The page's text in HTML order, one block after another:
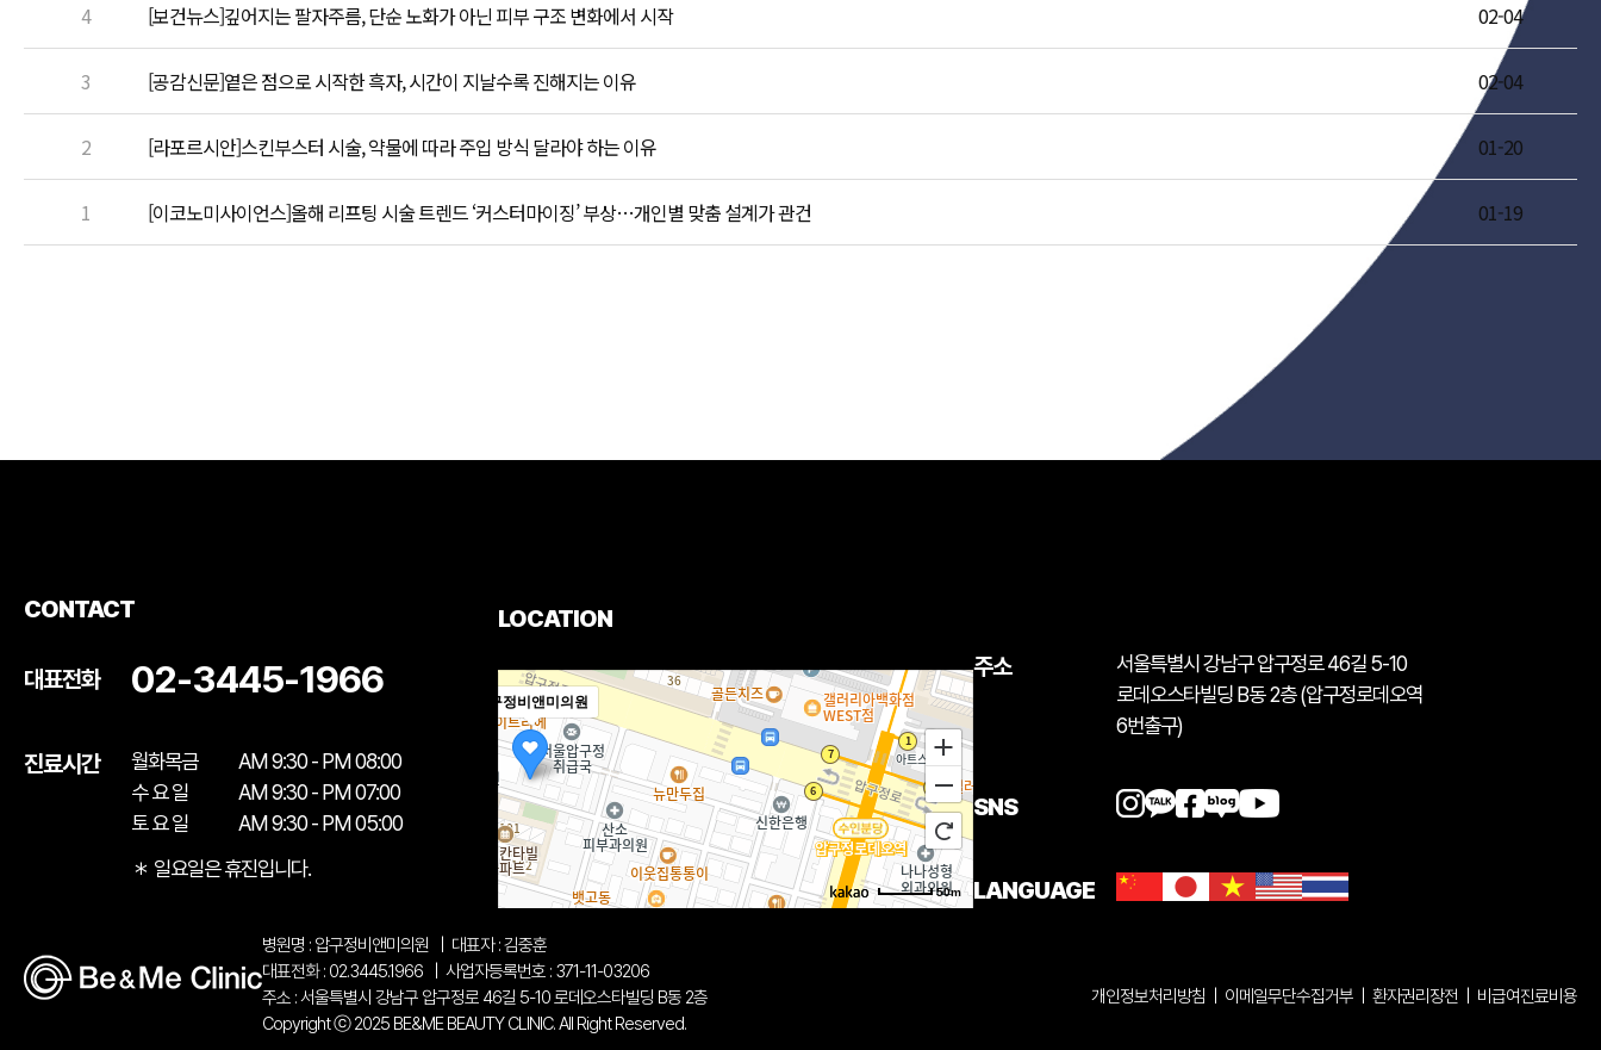
4 [보건뉴스]깊어지는 팔자주름, 단순 노화가 아닌 피부 구조 변화에서 시작 02-04
3 [공감신문]옅은 점으로 시작한 흑자, 시간이 지날수록 진해지는 이유 02-04
2 [라포르시안]스킨부스터 시술, 약물에 따라 주입 방식 달라야 하는 이유 01-20
1 [이코노미사이언스]올해 리프팅 시술 트렌드 ‘커스터마이징’ 부상…개인별 맞춤 설계가 관건 01-19
CONTACT
대표전화 02-3445-1966
진료시간 월화목금
AM 9:30 - PM 08:00
수 요 일
AM 9:30 - PM 07:00
토 요 일
AM 9:30 - PM 05:00
＊ 일요일은 휴진입니다.
LOCATION
압구정비앤미의원
50m
주소
서울특별시 강남구 압구정로 46길 5-10
로데오스타빌딩 B동 2층 (압구정로데오역
6번출구)
SNS
LANGUAGE
병원명 : 압구정비앤미의원
대표자 : 김중훈
대표전화 : 02.3445.1966
사업자등록번호 : 371-11-03206
주소 : 서울특별시 강남구 압구정로 46길 5-10 로데오스타빌딩 B동 2층
Copyright ⓒ 2025 BE&ME BEAUTY CLINIC. All Right Reserved.
개인정보처리방침 이메일무단수집거부 환자권리장전 비급여진료비용